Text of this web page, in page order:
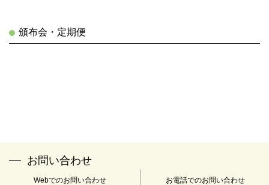
頒布会・定期便
お問い合わせ
Webでのお問い合わせ お電話でのお問い合わせ